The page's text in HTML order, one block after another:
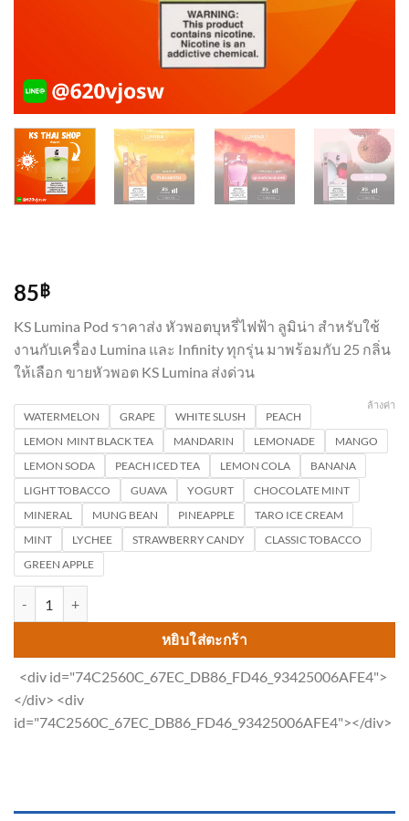
85฿
KS Lumina Pod ราคาส่ง หัวพอตบุหรี่ไฟฟ้า ลูมิน่า สำหรับใช้
งานกับเครื่อง Lumina และ Infinity ทุกรุ่น มาพร้อมกับ 25 กลิ่น
ให้เลือก ขายหัวพอต KS Lumina ส่งด่วน
WATERMELON GRAPE WHITE SLUSH
PEACH
LEMON MINT BLACK TEA
MANDARIN LEMONADE
MANGO
LEMON SODA
PEACH ICED TEA LEMON COLA
BANANA
LIGHT TOBACCO
GUAVA YOGURT
CHOCOLATE MINT
MINERAL
MUNG BEAN PINEAPPLE
TARO ICE CREAM
MINT
LYCHEE STRAWBERRY CANDY
CLASSIC TOBACCO
GREEN APPLE
ล้างค่า
หยิบใส่ตะกร้า
<div id="74C2560C_67EC_DB86_FD46_93425006AFE4">
</div> <div
id="74C2560C_67EC_DB86_FD46_93425006AFE4"></div>